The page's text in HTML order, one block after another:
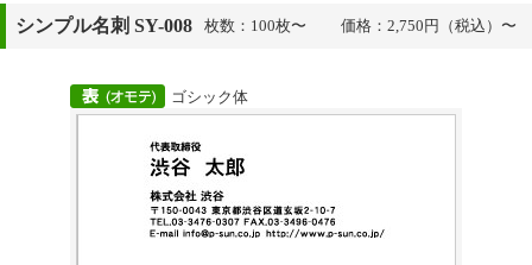
シンプル名刺 SY-008 枚数：100枚〜 価格：2,750円（税込）〜
ゴシック体